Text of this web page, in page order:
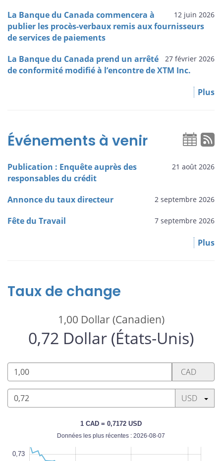
12 juin 2026
La Banque du Canada commencera à
publier les procès-verbaux remis aux fournisseurs
de services de paiements
27 février 2026
La Banque du Canada prend un arrêté
de conformité modifié à l’encontre de XTM Inc.
Plus
Événements à venir
21 août 2026
Publication : Enquête auprès des
responsables du crédit
2 septembre 2026
Annonce du taux directeur
7 septembre 2026
Fête du Travail
Plus
Taux de change
1,00 Dollar (Canadien)
0,72 Dollar (États-Unis)
Dollar
Dollar
(États-
CAD
Appuyez
USD
1 CAD = 0,7172 USD
Données les plus récentes : 2026-08-07
0,73